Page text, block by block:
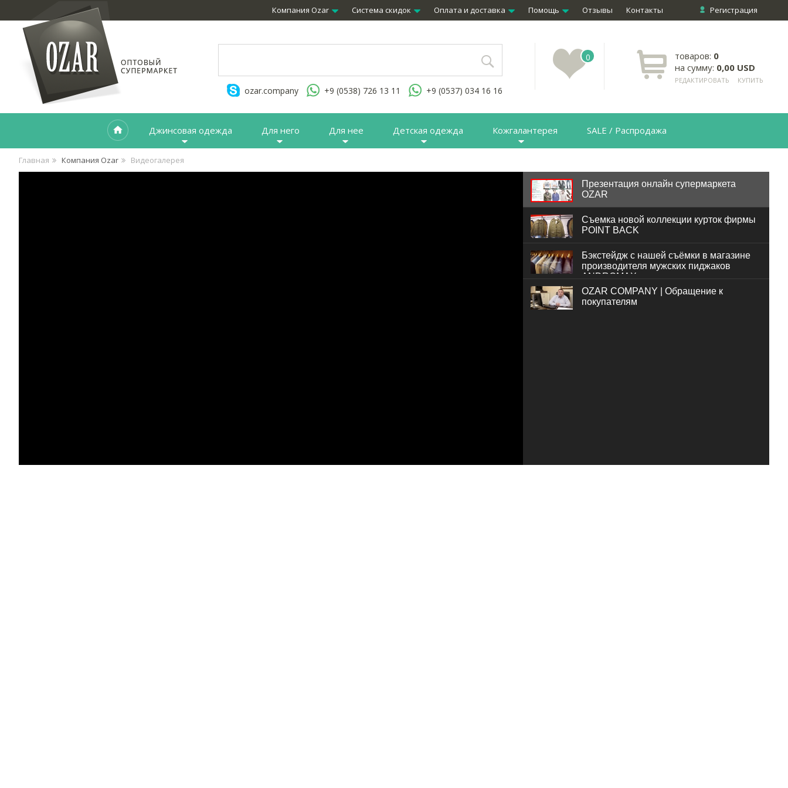
Регистрация
Компания Ozar Система скидок Оплата и доставка Помощь Отзывы Контакты
ozar.company +9 (0538) 726 13 11 +9 (0537) 034 16 16
0 товаров: 0
на сумму: 0,00 USD
РЕДАКТИРОВАТЬ КУПИТЬ
Джинсовая одежда Для него Для нее Детская одежда Кожгалантерея SALE / Распродажа
Главная Компания Ozar Видеогалерея
Презентация онлайн супермаркета
OZAR
Съемка новой коллекции курток фирмы
POINT BACK
Бэкстейдж с нашей съёмки в магазине
производителя мужских пиджаков
ANDROMAX
OZAR COMPANY | Обращение к
покупателям